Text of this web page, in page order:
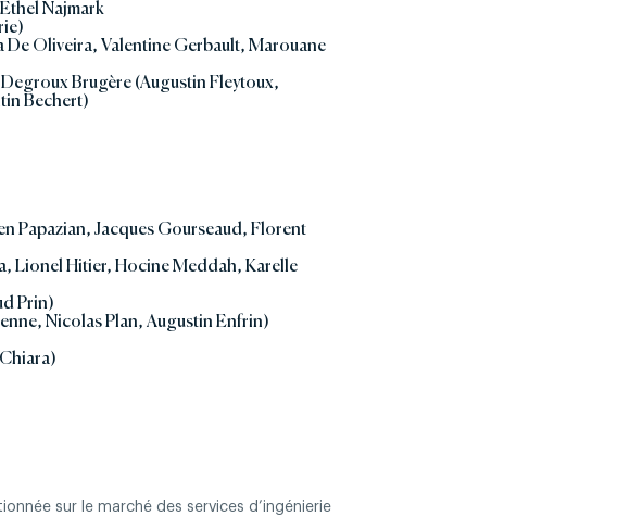
Najmark
De Oliveira, Valentine Gerbault, Marouane
Brugère (Augustin Fleytoux,
Bechert)
Papazian, Jacques Gourseaud, Florent
Lionel Hitier, Hocine Meddah, Karelle
Prin)
Nicolas Plan, Augustin Enfrin)
sur le marché des services d’ingénierie